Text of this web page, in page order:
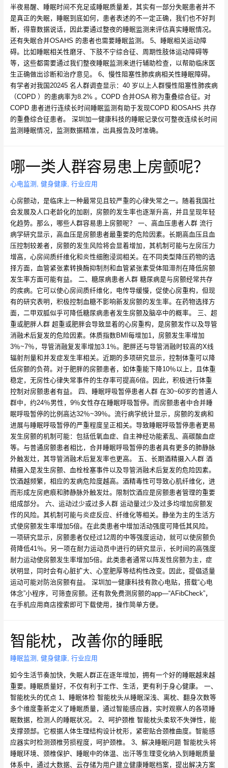
半夜易醒、睡眠时间不充足或睡眠质量差，其实有一部分失眠患者并不
是真正的失眠，睡眠到底如何，患者表述的不一定正确，我们也不好判
断，得靠数据说话，因此要通过整夜的睡眠监测来评估真实睡眠情况。
还有失眠合并OSAHS 的患者也需要睡眠监测。 5、睡眠相关运动障
碍。比如睡眠相关性磨牙、下肢不宁综合征、周期性肢体运动障碍等
等，这些都需要通过我们整夜睡眠监测来进行辅助检查，以帮助临床医
生正确做出诊断和治疗意见。 6、慢性阻塞性肺疾病相关性睡眠障碍。
有学者对我国20245 名人群调查显示：40 岁以上人群慢性阻塞性肺疾病
（COPD ）的患病率为8.2% 。COPD 合并OSA 称为重叠综合征。对
COPD 患者进行连续长时间睡眠监测有助于发现COPD 和OSAHS 共存
的重叠综合征患者。 深圳加一健康科技的睡眠记录仪可整夜连续长时间
监测睡眠情况，监测数据精准，出具报告及时准确。
哪一类人群容易患上房颤呢？
心电监测 , 健身健康, 行业应用
心房颤动，是临床上一种最常见且较严重的心律失常之一。随着我国社
会发展及人口老龄化的加剧，房颤的发生率也逐渐升高，并且呈现年轻
化趋势。那么，哪些人群容易患上房颤呢？ 一、高血压患者人群 流行
病学研究显示，高血压是房颤患者最重要的危险因素。长期高血压且血
压控制较差者，房颤的发生风险将会显着增加，其机制可能与左房压力
增高，心房间质纤维化和炎性细胞浸润相关。在不同类型降压药物的选
择方面，血管紧张素转换酶抑制剂和血管紧张素受体阻滞剂在降低房颤
发生率方面可能有益。 二、糖尿病患者人群 糖尿病是与房颤经常共存
的疾病。它可以使心房间质纤维化，电传导缓慢，促使心房重构，但现
有的研究表明，积极控制血糖不影响新发房颤的发生率。在药物选择方
面，二甲双胍似乎可降低糖尿病患者发生房颤及脑卒中的概率。 三、超
重或肥胖人群 超重或肥胖会导致显着的心房重构，是房颤发作以及导管
消融术后复发的危险因素。体质指数BMI每增加1，房颤发生率增加
3％~7％，导管消融复发率增加3.1％。肥胖还与导管消融时较高的X线
辐射剂量和并发症发生率相关。近期的多项研究显示，控制体重可以降
低房颤的负荷。对于肥胖的房颤患者，如体重能下降10％以上，且体重
稳定，无房性心律失常事件的生存率可提高6倍。因此，积极进行体重
控制对房颤患者有益。 四、睡眠呼吸暂停患者人群 在30~60岁的普通人
群中，约24％男性，9％女性存在睡眠呼吸暂停。而房颤患者中合并睡
眠呼吸暂停的比例高达32％~39％。流行病学统计显示，房颤的发病和
进展与睡眠呼吸暂停的严重程度呈正相关。导致睡眠呼吸暂停患者更易
发生房颤的机制可能：包括低氧血症、自主神经功能紊乱、高碳酸血症
等。与普通房颤患者相比，合并睡眠呼吸暂停的患者具有更多的肺静脉
外触发灶，其导管消融术后复发率也更高。 五、长期酒精摄入人群 酒
精摄入是发生房颤、血栓栓塞事件以及导管消融术后复发的危险因素。
饮酒越频繁，相应的发病危险度越高。酒精毒性可导致心肌纤维化，进
而形成左房疤痕和肺静脉外触发灶。限制饮酒应是房颤患者管理的重要
组成部分。 六、运动过少或过多人群 运动量过少及过多均增加房颤发
作的风险。其机制可能与炎症反应、纤维化等相关。静坐为主的生活方
式使房颤发生率增加5倍。在此类患者中增加活动强度可降低其风险。
一项研究显示，房颤患者仅经过12周的中等强度运动，就可以使房颤负
荷降低41％。另一项在耐力运动员中进行的研究显示，长时间的高强度
耐力运动使房颤发生率增加5倍。此类患者通常以阵发性房颤为主，症
状明显，同时会有心脏扩大、心室肥厚等结构性改变。因此，提倡适量
运动可能对防治房颤有益。 深圳加一健康科技有款心电贴，搭载“心电
体念”小程序，可筛查房颤。还有款免费测房颤的app—“AFibCheck”，
在手机应用商店搜索即可下载使用，操作简单方便。
智能枕，改善你的睡眠
睡眠监测 , 健身健康, 行业应用
如今生活节奏加快，失眠人群正在逐年增加，拥有一个好的睡眠越来越
重要。睡眠质量好，不仅有利于工作、生活，更有利于身心健康。 一、
智能枕头的优点 1、睡眠体检 智能枕头从睡眠深浅、离枕、翻身次数等
多个维度重新定义了睡眠质量，通过智能感应器，实时观察人的各项睡
眠数据，检测人的睡眠状况。 2、呵护颈椎 智能枕头柔软不失弹性，能
支撑颈部。它根据人体生理结构设计枕形，紧密贴合颈椎曲度。智能感
应器实时检测颈椎劳损程度，呵护颈椎。 3、解决睡眠问题 智能枕头将
睡眠环境、颈椎保护、睡眠中的体温、出汗等生理变化纳入到睡眠质量
体系中，通过大数据、云存储为用户建立健康睡眠档案，提出解决方案